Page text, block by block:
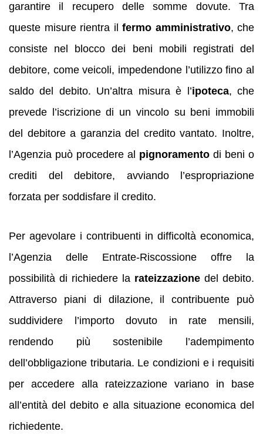
garantire il recupero delle somme dovute. Tra
queste misure rientra il fermo amministrativo, che
consiste nel blocco dei beni mobili registrati del
debitore, come veicoli, impedendone l’utilizzo fino al
saldo del debito. Un’altra misura è l’ipoteca, che
prevede l’iscrizione di un vincolo su beni immobili
del debitore a garanzia del credito vantato. Inoltre,
l’Agenzia può procedere al pignoramento di beni o
crediti del debitore, avviando l’espropriazione
forzata per soddisfare il credito.
Per agevolare i contribuenti in difficoltà economica,
l’Agenzia delle Entrate-Riscossione offre la
possibilità di richiedere la rateizzazione del debito.
Attraverso piani di dilazione, il contribuente può
suddividere l’importo dovuto in rate mensili,
rendendo più sostenibile l’adempimento
dell’obbligazione tributaria. Le condizioni e i requisiti
per accedere alla rateizzazione variano in base
all’entità del debito e alla situazione economica del
richiedente.